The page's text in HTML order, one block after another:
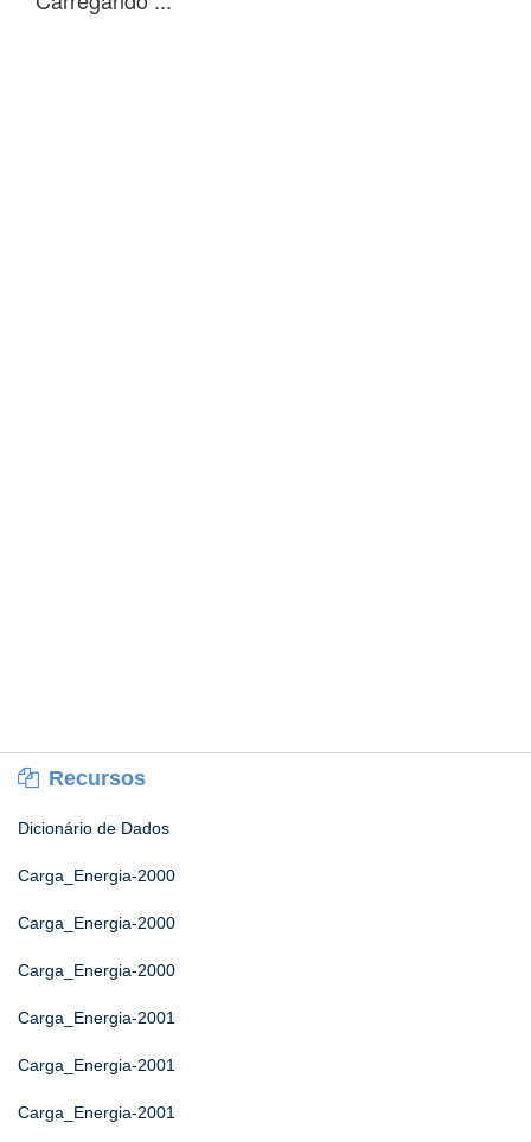
Recursos
Dicionário de Dados
Carga_Energia-2000
Carga_Energia-2000
Carga_Energia-2000
Carga_Energia-2001
Carga_Energia-2001
Carga_Energia-2001